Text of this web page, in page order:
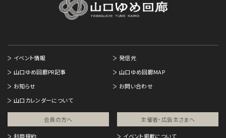
イベント情報
発信元
山口ゆめ回廊PR記事
山口ゆめ回廊MAP
お知らせ
お問い合わせ
山口カレンダーについて
会員の方へ
利用規約
主催者・広告主さまへ​
イベント掲載について